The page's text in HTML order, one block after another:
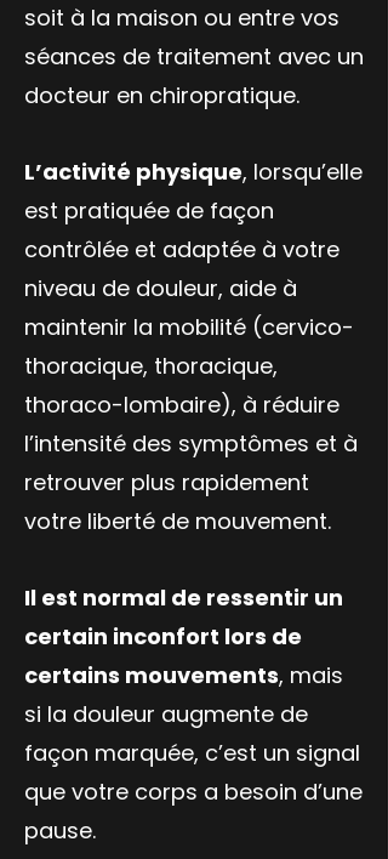
soit à la maison ou entre vos
séances de traitement avec un
docteur en chiropratique.
L’activité physique, lorsqu’elle
est pratiquée de façon
contrôlée et adaptée à votre
niveau de douleur, aide à
maintenir la mobilité (cervico-
thoracique, thoracique,
thoraco-lombaire), à réduire
l’intensité des symptômes et à
retrouver plus rapidement
votre liberté de mouvement.
Il est normal de ressentir un
certain inconfort lors de
certains mouvements, mais
si la douleur augmente de
façon marquée, c’est un signal
que votre corps a besoin d’une
pause.